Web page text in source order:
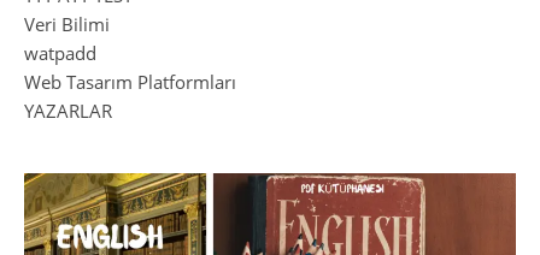
Veri Bilimi
watpadd
Web Tasarım Platformları
YAZARLAR